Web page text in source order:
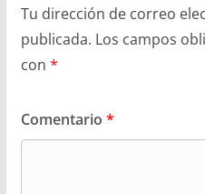
Tu dirección de correo
publicada. Los campos
con *
Comentario *